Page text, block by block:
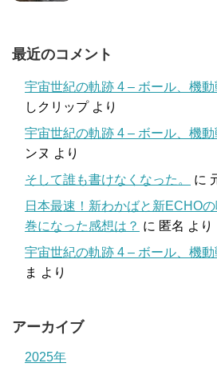
最近のコメント
宇宙世紀の軌跡 4 – ボール、機
しクリップより
宇宙世紀の軌跡 4 – ボール、機
ンヌ より
そして誰も書けなくなった。
に
日本最速！新わかばと新ECHO
巻になった感想は？ に 匿名 より
宇宙世紀の軌跡 4 – ボール、機
ま より
アーカイブ
2025年